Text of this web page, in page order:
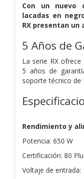
Con un nuevo
lacadas en
RX presentan un
5 Años de
La serie RX
5 años de
soporte técnico de
Rendimiento y
Potencia: 650 W
Certificación: 80
Voltaje de entrada: